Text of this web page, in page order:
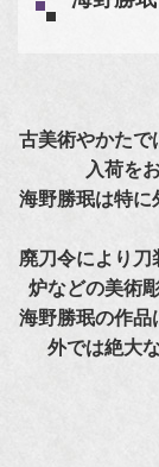
古美術やかたで
入荷を
海野勝珉は特に
廃刀令により刀
炉などの美術
海野勝珉の作品
外では絶大